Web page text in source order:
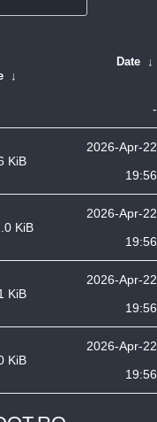
↓
Date ↓
-
KiB
2026-Apr-22
19:56
KiB
2026-Apr-22
19:56
KiB
2026-Apr-22
19:56
KiB
2026-Apr-22
19:56